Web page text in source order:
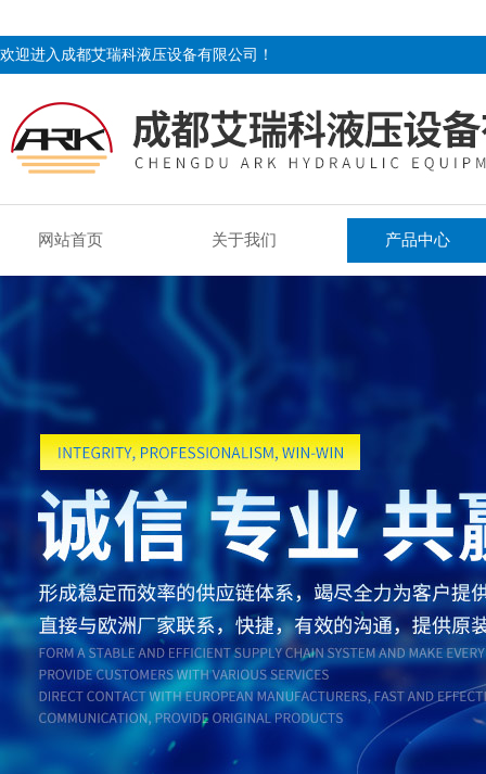
欢迎进入成都艾瑞科液压设备有限公司！
网站首页 关于我们 产品中心